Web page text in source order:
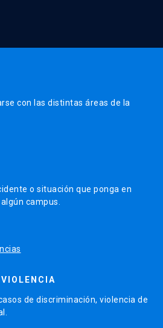
con las distintas áreas de la
o situación que ponga en
campus.
de discriminación, violencia de